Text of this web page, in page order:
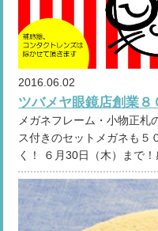
2016.06.02
ツバメヤ眼鏡店創業８
メガネフレーム・小物正札
ス付きのセットメガネも５
く！ ６月30日（木）まで